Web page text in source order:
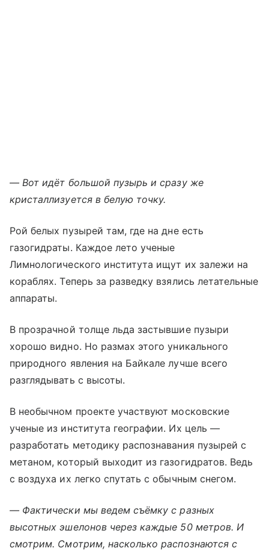
— Вот идёт большой пузырь и сразу же
кристаллизуется в белую точку.
Рой белых пузырей там, где на дне есть
газогидраты. Каждое лето ученые
Лимнологического института ищут их залежи на
кораблях. Теперь за разведку взялись летательные
аппараты.
В прозрачной толще льда застывшие пузыри
хорошо видно. Но размах этого уникального
природного явления на Байкале лучше всего
разглядывать с высоты.
В необычном проекте участвуют московские
ученые из института географии. Их цель —
разработать методику распознавания пузырей с
метаном, который выходит из газогидратов. Ведь
с воздуха их легко спутать с обычным снегом.
— Фактически мы ведем съёмку с разных
высотных эшелонов через каждые 50 метров. И
смотрим. Смотрим, насколько распознаются с